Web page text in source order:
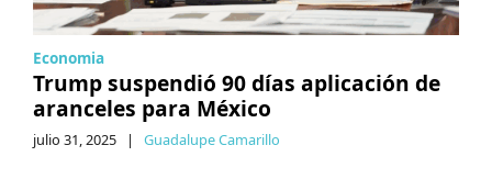
Economia
Trump suspendió 90 días aplicación de
aranceles para México
julio 31, 2025 | Guadalupe Camarillo